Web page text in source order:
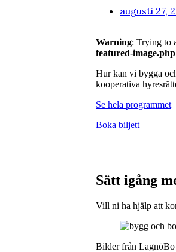
augusti 27,
Warning: Trying to
featured-image.php
Hur kan vi bygga
kooperativa
Se hela programmet
Boka biljett
Sätt igång
Vill ni ha hjälp att
Bilder från LagnöBo